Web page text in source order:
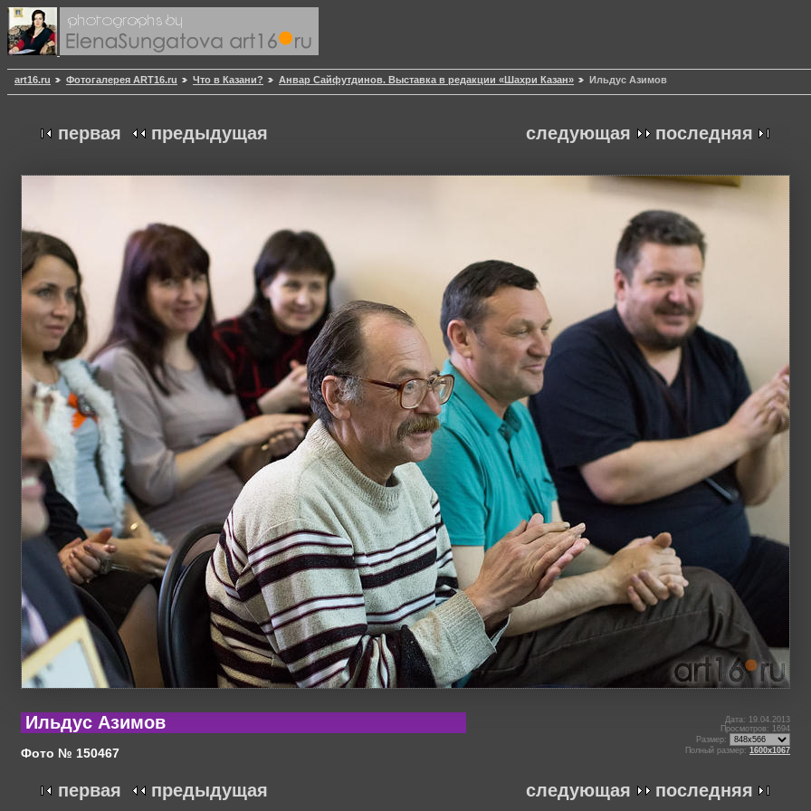
art16.ru Фотогалерея ART16.ru Что в Казани? Анвар Сайфутдинов. Выставка в редакции «Шахри Казан» Ильдус Азимов
следующая последняя
первая предыдущая
Ильдус Азимов
Фото № 150467
Дата: 19.04.2013
Просмотров: 1694
Размер:
Полный размер: 1600x1067
следующая последняя
первая предыдущая